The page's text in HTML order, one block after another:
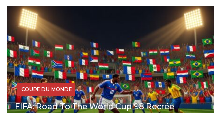
COUPE DU MONDE
FIFA: Road To The World Cup 98 Recrée